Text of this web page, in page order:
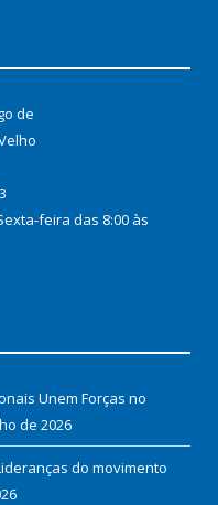
de
feira das 8:00 às
Unem Forças no
de 2026
do movimento